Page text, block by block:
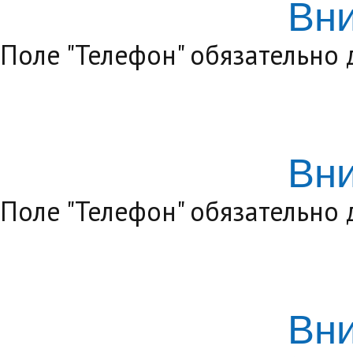
Поле "Телефон" обязательно
Поле "Телефон" обязательно